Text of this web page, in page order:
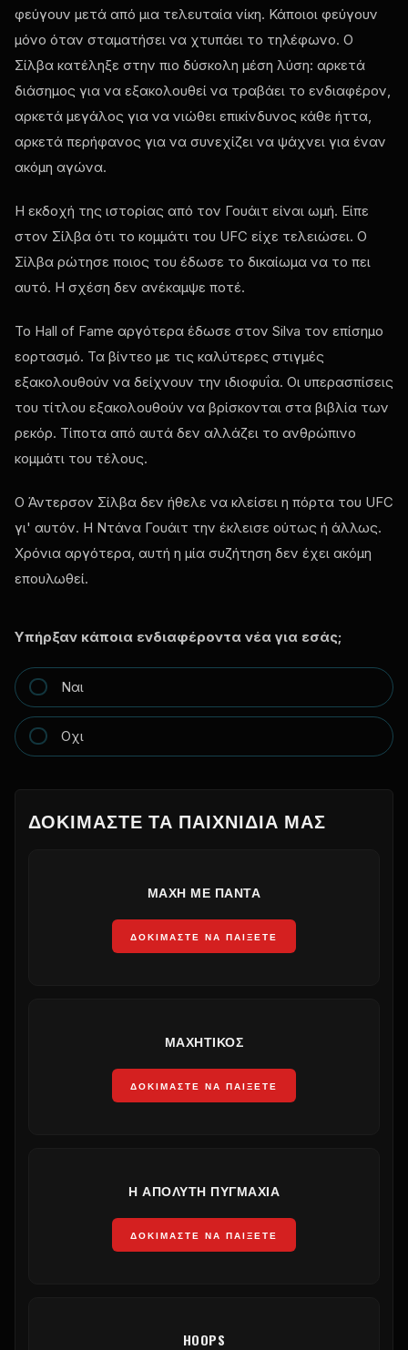
φεύγουν μετά από μια τελευταία νίκη. Κάποιοι φεύγουν
μόνο όταν σταματήσει να χτυπάει το τηλέφωνο. Ο
Σίλβα κατέληξε στην πιο δύσκολη μέση λύση: αρκετά
διάσημος για να εξακολουθεί να τραβάει το ενδιαφέρον,
αρκετά μεγάλος για να νιώθει επικίνδυνος κάθε ήττα,
αρκετά περήφανος για να συνεχίζει να ψάχνει για έναν
ακόμη αγώνα.
Η εκδοχή της ιστορίας από τον Γουάιτ είναι ωμή. Είπε
στον Σίλβα ότι το κομμάτι του UFC είχε τελειώσει. Ο
Σίλβα ρώτησε ποιος του έδωσε το δικαίωμα να το πει
αυτό. Η σχέση δεν ανέκαμψε ποτέ.
Το Hall of Fame αργότερα έδωσε στον Silva τον επίσημο
εορτασμό. Τα βίντεο με τις καλύτερες στιγμές
εξακολουθούν να δείχνουν την ιδιοφυΐα. Οι υπερασπίσεις
του τίτλου εξακολουθούν να βρίσκονται στα βιβλία των
ρεκόρ. Τίποτα από αυτά δεν αλλάζει το ανθρώπινο
κομμάτι του τέλους.
Ο Άντερσον Σίλβα δεν ήθελε να κλείσει η πόρτα του UFC
γι' αυτόν. Η Ντάνα Γουάιτ την έκλεισε ούτως ή άλλως.
Χρόνια αργότερα, αυτή η μία συζήτηση δεν έχει ακόμη
επουλωθεί.
Υπήρξαν κάποια ενδιαφέροντα νέα για εσάς;
Ναι
Οχι
ΔΟΚΙΜΆΣΤΕ ΤΑ ΠΑΙΧΝΊΔΙΑ ΜΑΣ
ΜΆΧΗ ΜΕ ΠΆΝΤΑ
ΔΟΚΙΜΆΣΤΕ ΝΑ ΠΑΊΞΕΤΕ
ΜΑΧΗΤΙΚΌΣ
ΔΟΚΙΜΆΣΤΕ ΝΑ ΠΑΊΞΕΤΕ
Η ΑΠΌΛΥΤΗ ΠΥΓΜΑΧΊΑ
ΔΟΚΙΜΆΣΤΕ ΝΑ ΠΑΊΞΕΤΕ
HOOPS